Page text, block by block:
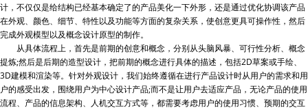
计，不仅仅是给结构已经基本确定了的产品美化一下外形，还是通过优化协调该产品
在外观、颜色、细节、特性以及功能等方面的复杂关系，使创意更具可操作性，然后
完成外观模型以及概念设计原型的制作。
从具体流程上，首先是前期的创意和概念，分别从头脑风暴、可行性分析、概念
提炼;然后是后期的造型设计，把前期的概念进行具体的描述，包括2D草案或手绘、
3D建模和渲染等。针对外观设计，我们始终遵循在进行产品设计时从用户的需求和用
户的感受出发，围绕用户为中心设计产品;而不是让用户去适应产品，无论产品的使用
流程、产品的信息架构、人机交互方式等，都需要考虑用户的使用习惯、预期的交互